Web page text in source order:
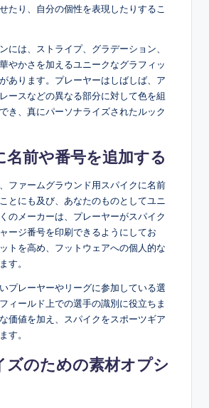
たり、自分の個性を表現したりするこ
には、ストライプ、グラデーション、
やかさを加えるユニークなグラフィッ
あります。プレーヤーはしばしば、ア
ースなどの異なる部分に対して色を組
き、真にパーソナライズされたルック
名前や番号を追加する
ファームグラウンド用スパイクに名前
とにも及び、あなたのものとしてユニ
のメーカーは、プレーヤーがスパイク
ージ番号を印刷できるようにしてお
トを高め、フットウェアへの個人的な
す。
プレーヤーやリーグに参加している選
ィールド上での選手の識別に役立ちま
価値を加え、スパイクをスポーツギア
す。
ズのための素材オプシ